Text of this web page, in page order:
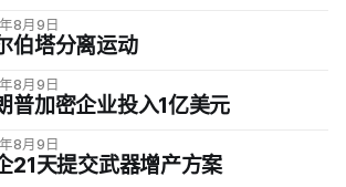
8月9日
伯塔分离运动
8月9日
普加密企业投入1亿美元
8月9日
21天提交武器增产方案